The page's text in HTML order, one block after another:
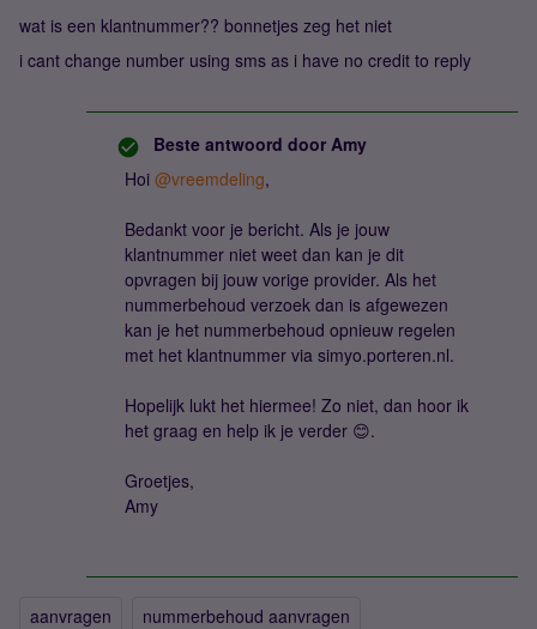
wat is een klantnummer?? bonnetjes zeg het niet
i cant change number using sms as i have no credit to reply
Beste antwoord door Amy
Hoi @vreemdeling,
Bedankt voor je bericht. Als je jouw
klantnummer niet weet dan kan je dit
opvragen bij jouw vorige provider. Als het
nummerbehoud verzoek dan is afgewezen
kan je het nummerbehoud opnieuw regelen
met het klantnummer via simyo.porteren.nl.
Hopelijk lukt het hiermee! Zo niet, dan hoor ik
het graag en help ik je verder 😊.
Groetjes,
Amy
aanvragen
nummerbehoud aanvragen